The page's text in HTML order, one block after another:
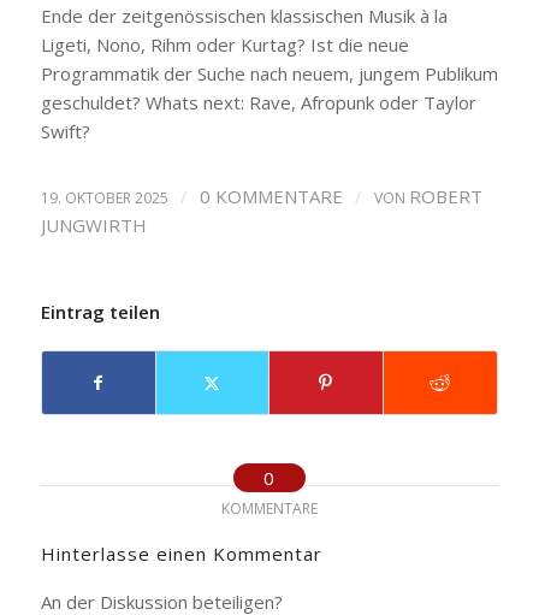
Ende der zeitgenössischen klassischen Musik à la
Ligeti, Nono, Rihm oder Kurtag? Ist die neue
Programmatik der Suche nach neuem, jungem Publikum
geschuldet? Whats next: Rave, Afropunk oder Taylor
Swift?
19. OKTOBER 2025 / 0 KOMMENTARE / VON ROBERT
JUNGWIRTH
Eintrag teilen
0
KOMMENTARE
Hinterlasse einen Kommentar
An der Diskussion beteiligen?